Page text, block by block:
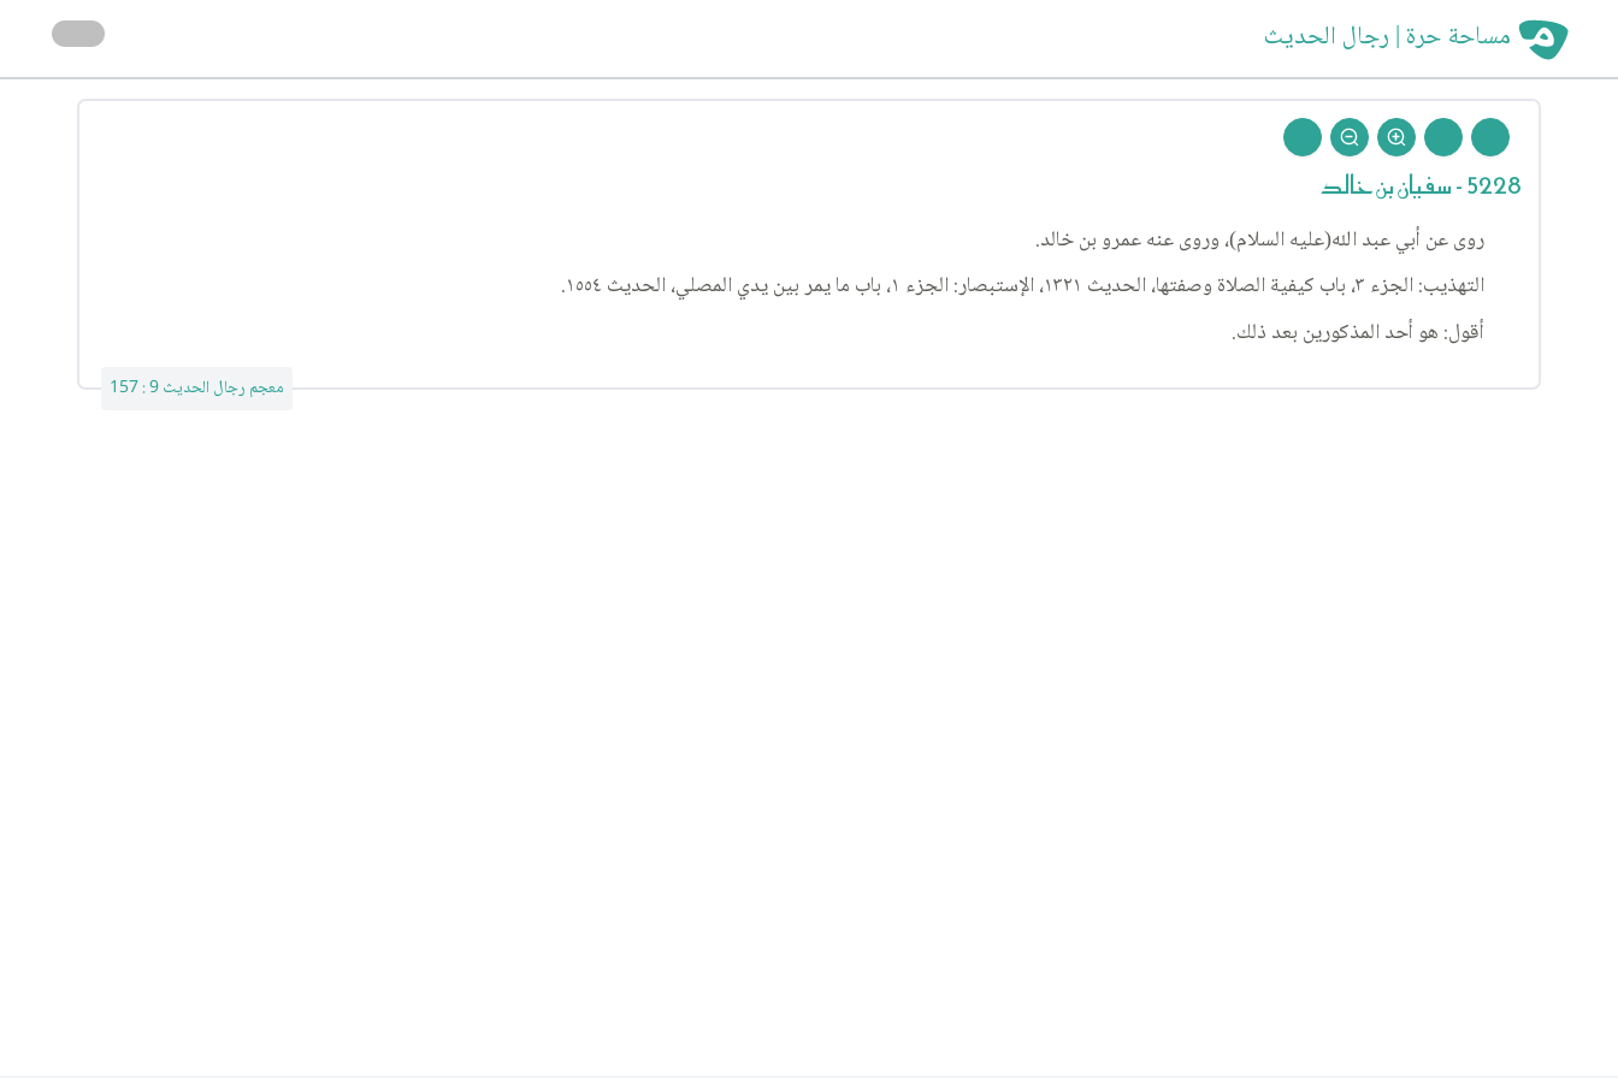
مساحة حرة | رجال الحديث
5228 - سفيان بن خالد
روى عن أبي عبد الله(عليه السلام)، وروى عنه عمرو بن خالد.
التهذيب: الجزء ٣، باب كيفية الصلاة وصفتها، الحديث ١٣٢١، الإستبصار: الجزء ١، باب ما يمر بين يدي المصلي، الحديث ١٥٥٤.
أقول: هو أحد المذكورين بعد ذلك.
معجم رجال الحديث 9 : 157